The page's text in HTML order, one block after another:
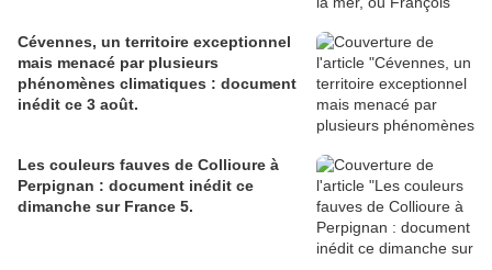
Cévennes, un territoire exceptionnel
mais menacé par plusieurs
phénomènes climatiques : document
inédit ce 3 août.
Les couleurs fauves de Collioure à
Perpignan : document inédit ce
dimanche sur France 5.